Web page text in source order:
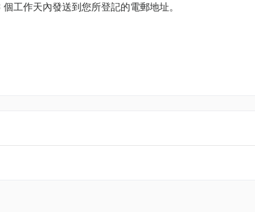
帶進奇幻魔法世界的夜間探索旅程。數以百萬計的 LED
的家庭開創了全新的節日傳統,絕對不容錯過。
球逾一千萬名訪客愛戴,是全球最受歡迎的沉浸式光影樂
彩變幻萬千的「七彩光影隧道」,以及呈現史前景觀的「侏
工作天內發送到您所登記的電郵地址。